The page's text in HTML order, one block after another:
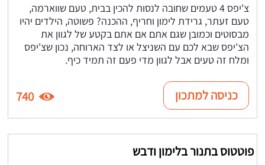
צ'יפס 4 טעמים שחובה לנסות להכין בבית, טעם שווארמה,
טעם זעתר, גרידת לימון וחריף, ההכנה? פשוטה, הילדים יהיו
מבסוטים וכמובן שגם אתם אם אתם בקטע של לגוון את
הצ'יפס שבא לכם עם השניצל או לצד הארוחה, נכון שצ'יפס
ומלח זה טעים אבל לגוון מדי פעם זה תמיד כיף.
כניסה למתכון 740
פוטטוס בתנור בלימון ודבש